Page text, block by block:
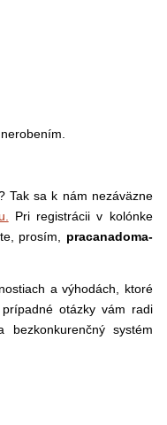
Tak sa k nám nezáväzne
Pri registrácii v kolónke
prosím, pracanadoma-
a výhodách, ktoré
otázky vám radi
systém